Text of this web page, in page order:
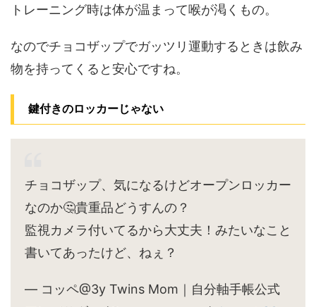
トレーニング時は体が温まって喉が渇くもの。
なのでチョコザップでガッツリ運動するときは飲み
物を持ってくると安心ですね。
鍵付きのロッカーじゃない
チョコザップ、気になるけどオープンロッカー
なのか🤔貴重品どうすんの？
監視カメラ付いてるから大丈夫！みたいなこと
書いてあったけど、ねぇ？
— コッペ@3y Twins Mom｜自分軸手帳公式